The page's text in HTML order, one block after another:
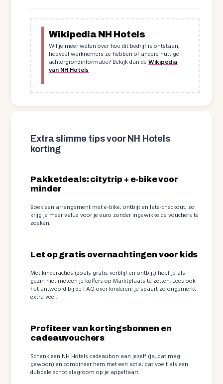
Wikipedia NH Hotels
Wil je meer weten over hoe dit bedrijf is ontstaan,
hoeveel werknemers ze hebben of andere nuttige
achtergrondinformatie? Bekijk dan deWikipedia
van NH Hotels
Extra slimme tips voor NH Hotels
korting
Pakketdeals: citytrip + e-bike voor
minder
Boek een arrangement met e-bike, ontbijt en late-checkout; zo
krijg je meer value voor je euro zonder ingewikkelde vouchers te
zoeken.
Let op gratis overnachtingen voor kids
Met kinderacties (zoals gratis verblijf en ontbijt) hoef je als
gezin niet meteen je koffers op Marktplaats te zetten. Lees ook
het antwoord bij de FAQ over kinderen; je spaart zo ongemerkt
extra veel.
Profiteer van kortingsbonnen en
cadeauvouchers
Schenk een NH Hotels cadeaubon aan jezelf (ja, dat mag
gewoon) en combineer hem met een actie; dat voelt als een
dubbele schot slagroom op je appeltaart.